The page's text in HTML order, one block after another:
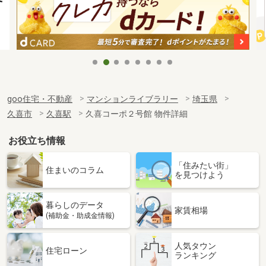
goo住宅・不動産 マンションライブラリー
埼玉県
久喜市
久喜駅 久喜コーポ２号館 物件詳細
お役立ち情報
住まいのコラム
「住みたい街」
を見つけよう
暮らしのデータ
(補助金・助成金情報)
家賃相場
住宅ローン
人気タウン
ランキング